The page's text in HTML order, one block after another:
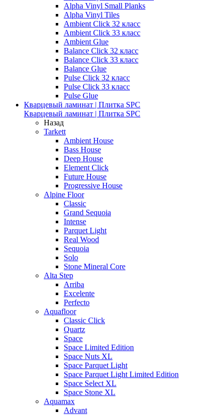
Alpha Vinyl Small Planks
Alpha Vinyl Tiles
Ambient Click 32 класс
Ambient Click 33 класс
Ambient Glue
Balance Click 32 класс
Balance Click 33 класс
Balance Glue
Pulse Click 32 класс
Pulse Click 33 класс
Pulse Glue
Кварцевый ламинат | Плитка SPC
Кварцевый ламинат | Плитка SPC
Назад
Tarkett
Ambient House
Bass House
Deep House
Element Click
Future House
Progressive House
Alpine Floor
Classic
Grand Sequoia
Intense
Parquet Light
Real Wood
Sequoia
Solo
Stone Mineral Core
Alta Step
Arriba
Excelente
Perfecto
Aquafloor
Classic Click
Quartz
Space
Space Limited Edition
Space Nuts XL
Space Parquet Light
Space Parquet Light Limited Edition
Space Select XL
Space Stone XL
Aquamax
Advant